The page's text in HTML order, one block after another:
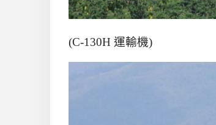
(C-130H 運輸機)